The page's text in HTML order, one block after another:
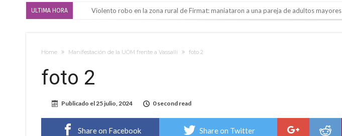
ULTIMA HORA Violento robo en la zona rural de Firmat: maniataron a una pareja de adultos mayores
Güemes y Mariano Vera
Cañada del Ucle se prepara para la 5ª edición de la Expo Dose
Home Manifestación de la UOM frente a Vassalli foto 2
foto 2
Publicado el25 julio, 2024 0 second read
Share on Facebook Share on Twitter